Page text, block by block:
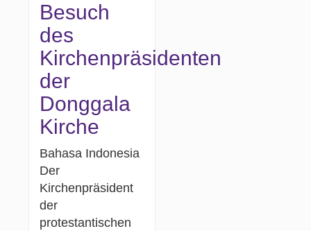
Besuch
des
Kirchenpräsidenten
der
Donggala
Kirche
Bahasa Indonesia
Der
Kirchenpräsident
der
protestantischen